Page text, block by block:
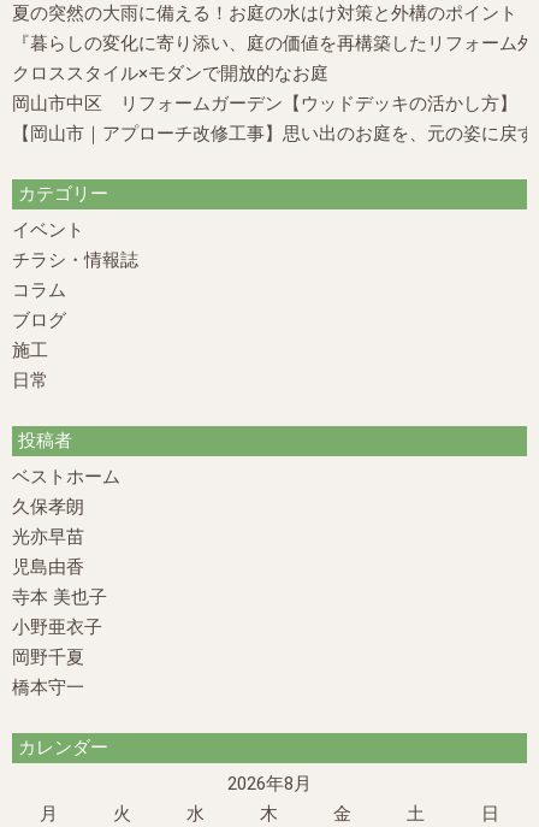
夏の突然の大雨に備える！お庭の水はけ対策と外構のポイント
『暮らしの変化に寄り添い、庭の価値を再構築したリフォーム
クロススタイル×モダンで開放的なお庭
岡山市中区 リフォームガーデン【ウッドデッキの活かし方】
【岡山市｜アプローチ改修工事】思い出のお庭を、元の姿に戻
カテゴリー
イベント
チラシ・情報誌
コラム
ブログ
施工
日常
投稿者
ベストホーム
久保孝朗
光亦早苗
児島由香
寺本 美也子
小野亜衣子
岡野千夏
橋本守一
カレンダー
2026年8月
月
火 水 木 金 土 日